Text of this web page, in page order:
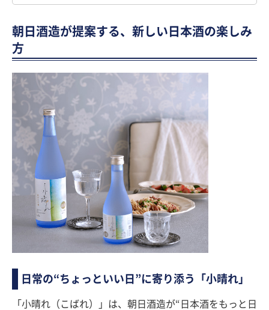
朝日酒造が提案する、新しい日本酒の楽しみ
方
日常の“ちょっといい日”に寄り添う「小晴れ」
「小晴れ（こばれ）」は、朝日酒造が“日本酒をもっと日